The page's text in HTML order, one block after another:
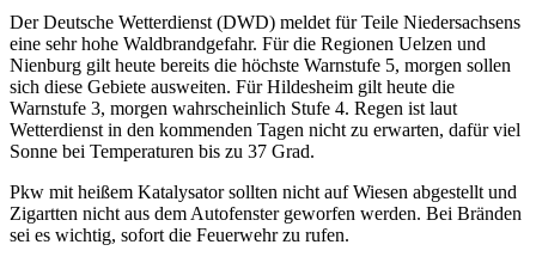
Der Deutsche Wetterdienst (DWD) meldet für Teile Niedersachsens
eine sehr hohe Waldbrandgefahr. Für die Regionen Uelzen und
Nienburg gilt heute bereits die höchste Warnstufe 5, morgen sollen
sich diese Gebiete ausweiten. Für Hildesheim gilt heute die
Warnstufe 3, morgen wahrscheinlich Stufe 4. Regen ist laut
Wetterdienst in den kommenden Tagen nicht zu erwarten, dafür viel
Sonne bei Temperaturen bis zu 37 Grad.
Pkw mit heißem Katalysator sollten nicht auf Wiesen abgestellt und
Zigartten nicht aus dem Autofenster geworfen werden. Bei Bränden
sei es wichtig, sofort die Feuerwehr zu rufen.